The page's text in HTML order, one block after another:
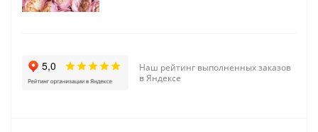
Наш рейтинг выполненных заказов
в Яндексе